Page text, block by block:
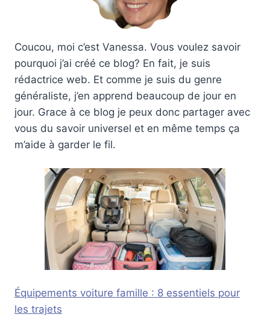
Coucou, moi c’est Vanessa. Vous voulez savoir
pourquoi j’ai créé ce blog? En fait, je suis
rédactrice web. Et comme je suis du genre
généraliste, j’en apprend beaucoup de jour en
jour. Grace à ce blog je peux donc partager avec
vous du savoir universel et en même temps ça
m’aide à garder le fil.
Équipements voiture famille : 8 essentiels pour
les trajets